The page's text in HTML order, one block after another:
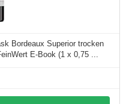
Bordeaux Superior trocken
E-Book (1 x 0,75 ...